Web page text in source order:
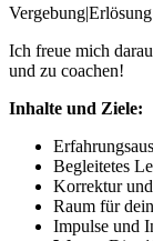
Vergebung|Erlösung
Ich freue mich
und zu coachen!
Inhalte und Ziele:
Begleitetes
Korrektur
Raum für
Impulse und